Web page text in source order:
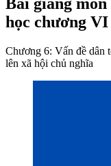
học chương VI
Chương 6: Vấn đề dân
lên xã hội chủ nghĩa